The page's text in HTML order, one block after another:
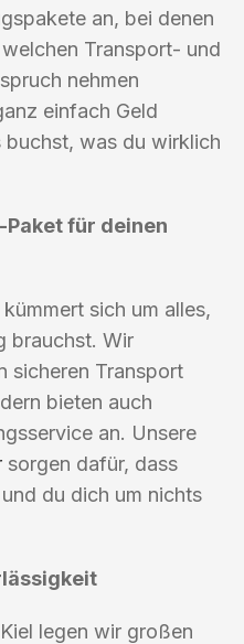
an, bei denen
Transport- und
nehmen
einfach Geld
buchst, was du wirklich
für deinen
sich um alles,
brauchst. Wir
sicheren Transport
bieten auch
an. Unsere
sorgen dafür, dass
du dich um nichts
legen wir großen